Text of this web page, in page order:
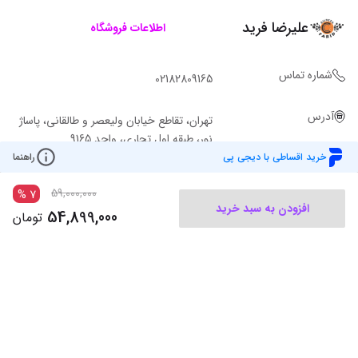
خرید اقساطی با دیجی پی راهنما
افزودن به سبد خرید
59,000,000
7
%
54,899,000 تومان
علیرضا فرید اطلاعات فروشگاه
شماره تماس 02182809165
آدرس
تهران، تقاطع خیابان ولیعصر و طالقانی، پاساژ
نور، طبقه اول تجاری، واحد 9165